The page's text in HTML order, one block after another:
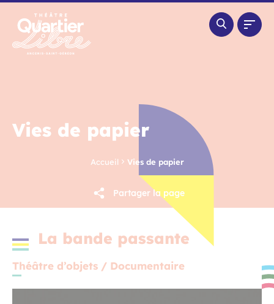
Vies de papier
Accueil Vies de papier
Partager la page
La bande passante
Théâtre d’objets / Documentaire
Panneau de gestion des cookies